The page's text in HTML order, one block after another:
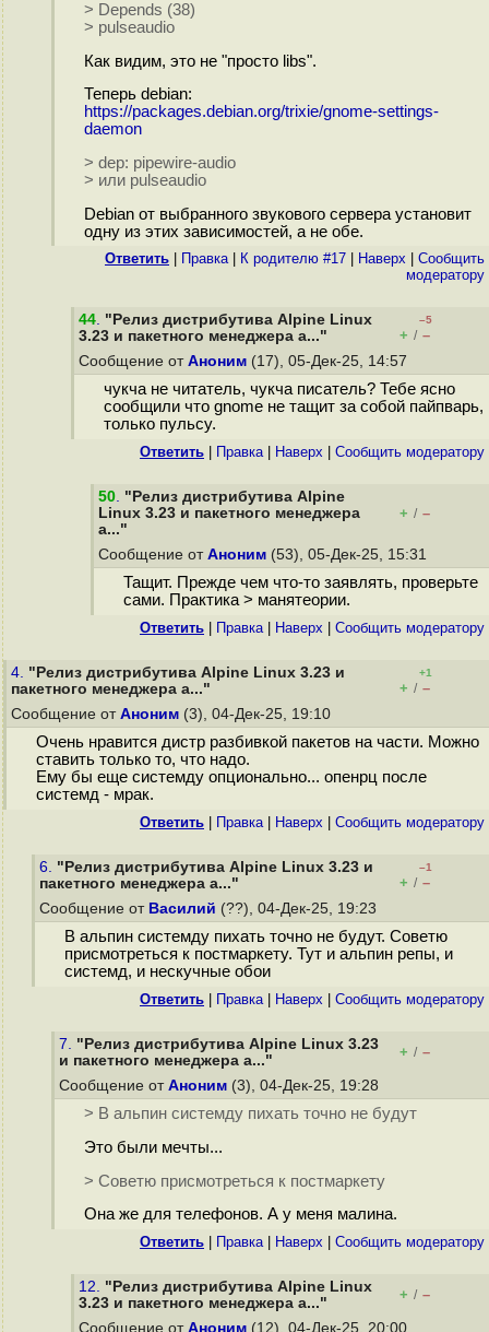
> Depends (38)
> pulseaudio
Как видим, это не "просто libs".
Теперь debian:
https://packages.debian.org/trixie/gnome-settings-
daemon
> dep: pipewire-audio
> или pulseaudio
Debian от выбранного звукового сервера установит
одну из этих зависимостей, а не обе.
Ответить Правка| К родителю #17 Наверх
Cообщить
модератору
44. "Релиз дистрибутива Alpine Linux
3.23 и пакетного менеджера a..."
–5
+ / –
Сообщение от Аноним (17), 05-Дек-25, 14:57
чукча не читатель, чукча писатель? Тебе ясно
сообщили что gnome не тащит за собой пайпварь,
только пульсу.
Ответить Правка| Наверх Cообщить модератору
50. "Релиз дистрибутива Alpine
Linux 3.23 и пакетного менеджера
a..."
+ / –
Сообщение от Аноним (53), 05-Дек-25, 15:31
Тащит. Прежде чем что-то заявлять, проверьте
сами. Практика > манятеории.
Ответить Правка| Наверх Cообщить модератору
4. "Релиз дистрибутива Alpine Linux 3.23 и
пакетного менеджера a..."
+1
+ / –
Сообщение от Аноним (3), 04-Дек-25, 19:10
Очень нравится дистр разбивкой пакетов на части. Можно
ставить только то, что надо.
Ему бы еще системду опционально... опенрц после
системд - мрак.
Ответить Правка| Наверх Cообщить модератору
6. "Релиз дистрибутива Alpine Linux 3.23 и
пакетного менеджера a..."
–1
+ / –
Сообщение от Василий (??), 04-Дек-25, 19:23
В альпин системду пихать точно не будут. Советю
присмотреться к постмаркету. Тут и альпин репы, и
системд, и нескучные обои
Ответить Правка| Наверх Cообщить модератору
7. "Релиз дистрибутива Alpine Linux 3.23
и пакетного менеджера a..."
+ / –
Сообщение от Аноним (3), 04-Дек-25, 19:28
> В альпин системду пихать точно не будут
Это были мечты...
> Советю присмотреться к постмаркету
Она же для телефонов. А у меня малина.
Ответить Правка| Наверх Cообщить модератору
12. "Релиз дистрибутива Alpine Linux
3.23 и пакетного менеджера a..."
+ / –
Сообщение от Аноним (12), 04-Дек-25, 20:00